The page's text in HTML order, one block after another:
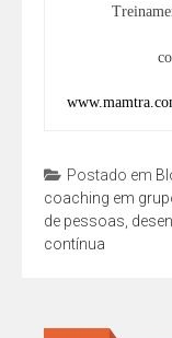
Postado em
coaching em
de pessoas,
contínua